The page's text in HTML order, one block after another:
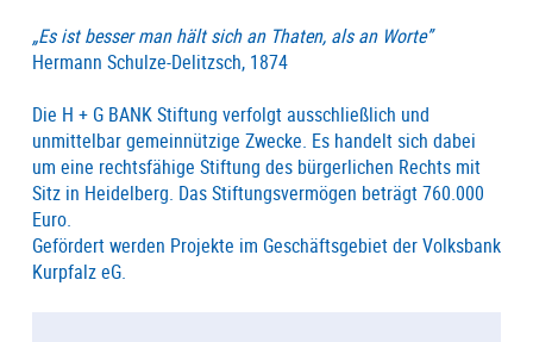
„Es ist besser man hält sich an Thaten, als an Worte”
Hermann Schulze-Delitzsch, 1874
Die H + G BANK Stiftung verfolgt ausschließlich und
unmittelbar gemeinnützige Zwecke. Es handelt sich dabei
um eine rechtsfähige Stiftung des bürgerlichen Rechts mit
Sitz in Heidelberg. Das Stiftungsvermögen beträgt 760.000
Euro.
Gefördert werden Projekte im Geschäftsgebiet der Volksbank
Kurpfalz eG.